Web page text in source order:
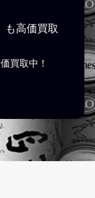
も高価買取
買取中！